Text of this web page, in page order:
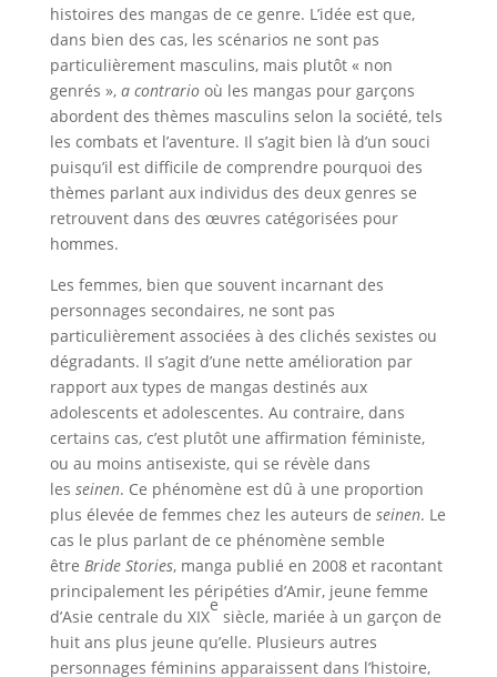
histoires des mangas de ce genre. L’idée est que,
dans bien des cas, les scénarios ne sont pas
particulièrement masculins, mais plutôt « non
genrés », a contrariooù les mangas pour garçons
abordent des thèmes masculins selon la société, tels
les combats et l’aventure. Il s’agit bien là d’un souci
puisqu’il est difficile de comprendre pourquoi des
thèmes parlant aux individus des deux genres se
retrouvent dans des œuvres catégorisées pour
hommes.
Les femmes, bien que souvent incarnant des
personnages secondaires, ne sont pas
particulièrement associées à des clichés sexistes ou
dégradants. Il s’agit d’une nette amélioration par
rapport aux types de mangas destinés aux
adolescents et adolescentes. Au contraire, dans
certains cas, c’est plutôt une affirmation féministe,
ou au moins antisexiste, qui se révèle dans
les seinen. Ce phénomène est dû à une proportion
plus élevée de femmes chez les auteurs de seinen. Le
cas le plus parlant de ce phénomène semble
être Bride Stories, manga publié en 2008 et racontant
principalement les péripéties d’Amir, jeune femme
d’Asie centrale du XIX
e
siècle, mariée à un garçon de
huit ans plus jeune qu’elle. Plusieurs autres
personnages féminins apparaissent dans l’histoire,